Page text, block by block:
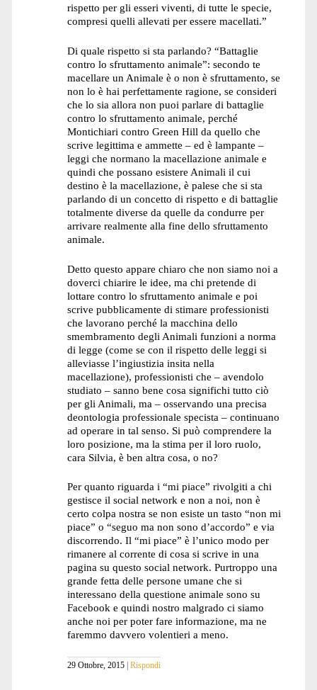
rispetto per gli esseri viventi, di tutte le specie,
compresi quelli allevati per essere macellati.”
Di quale rispetto si sta parlando? “Battaglie
contro lo sfruttamento animale”: secondo te
macellare un Animale è o non è sfruttamento, se
non lo è hai perfettamente ragione, se consideri
che lo sia allora non puoi parlare di battaglie
contro lo sfruttamento animale, perché
Montichiari contro Green Hill da quello che
scrive legittima e ammette – ed è lampante –
leggi che normano la macellazione animale e
quindi che possano esistere Animali il cui
destino è la macellazione, è palese che si sta
parlando di un concetto di rispetto e di battaglie
totalmente diverse da quelle da condurre per
arrivare realmente alla fine dello sfruttamento
animale.
Detto questo appare chiaro che non siamo noi a
doverci chiarire le idee, ma chi pretende di
lottare contro lo sfruttamento animale e poi
scrive pubblicamente di stimare professionisti
che lavorano perché la macchina dello
smembramento degli Animali funzioni a norma
di legge (come se con il rispetto delle leggi si
alleviasse l’ingiustizia insita nella
macellazione), professionisti che – avendolo
studiato – sanno bene cosa significhi tutto ciò
per gli Animali, ma – osservando una precisa
deontologia professionale specista – continuano
ad operare in tal senso. Si può comprendere la
loro posizione, ma la stima per il loro ruolo,
cara Silvia, è ben altra cosa, o no?
Per quanto riguarda i “mi piace” rivolgiti a chi
gestisce il social network e non a noi, non è
certo colpa nostra se non esiste un tasto “non mi
piace” o “seguo ma non sono d’accordo” e via
discorrendo. Il “mi piace” è l’unico modo per
rimanere al corrente di cosa si scrive in una
pagina su questo social network. Purtroppo una
grande fetta delle persone umane che si
interessano della questione animale sono su
Facebook e quindi nostro malgrado ci siamo
anche noi per poter fare informazione, ma ne
faremmo davvero volentieri a meno.
29 Ottobre, 2015 Rispondi